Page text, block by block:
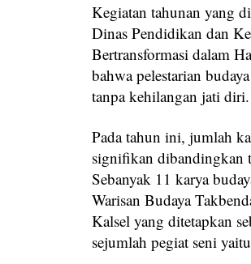
‎Kegiatan tahunan yang
Dinas Pendidikan dan
Bertransformasi dalam
bahwa pelestarian
tanpa kehilangan jati diri.
Pada tahun ini, jumlah
signifikan dibandingkan
Sebanyak 11 karya
Warisan Budaya
Kalsel yang ditetapkan
sejumlah pegiat seni